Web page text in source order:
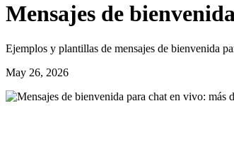
Mensajes de
Ejemplos y plantillas de mensajes de bienvenida
May 26, 2026